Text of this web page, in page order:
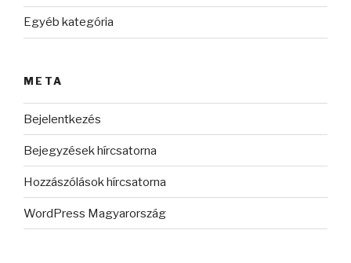
Egyéb kategória
META
Bejelentkezés
Bejegyzések hírcsatorna
Hozzászólások hírcsatorna
WordPress Magyarország